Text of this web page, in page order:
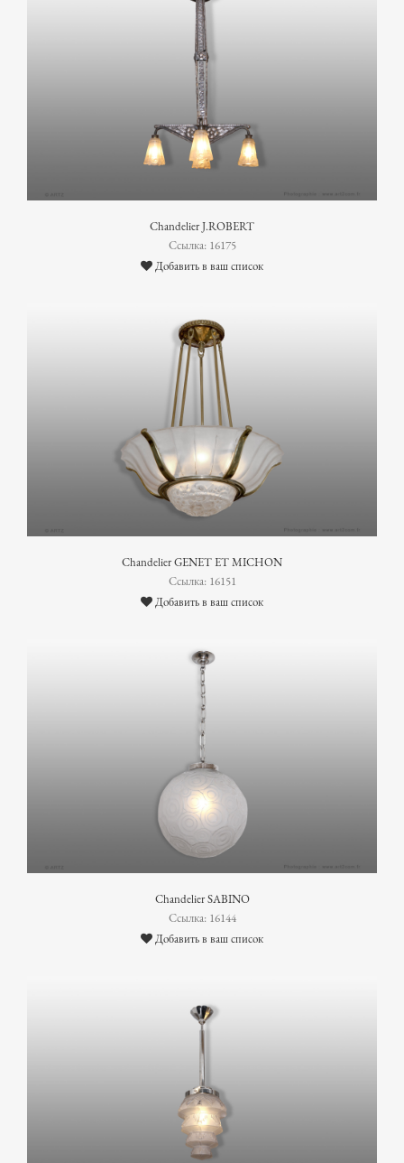
Chandelier J.ROBERT
Ссылка: 16175
Добавить в ваш список
Chandelier GENET ET MICHON
Ссылка: 16151
Добавить в ваш список
Chandelier SABINO
Ссылка: 16144
Добавить в ваш список